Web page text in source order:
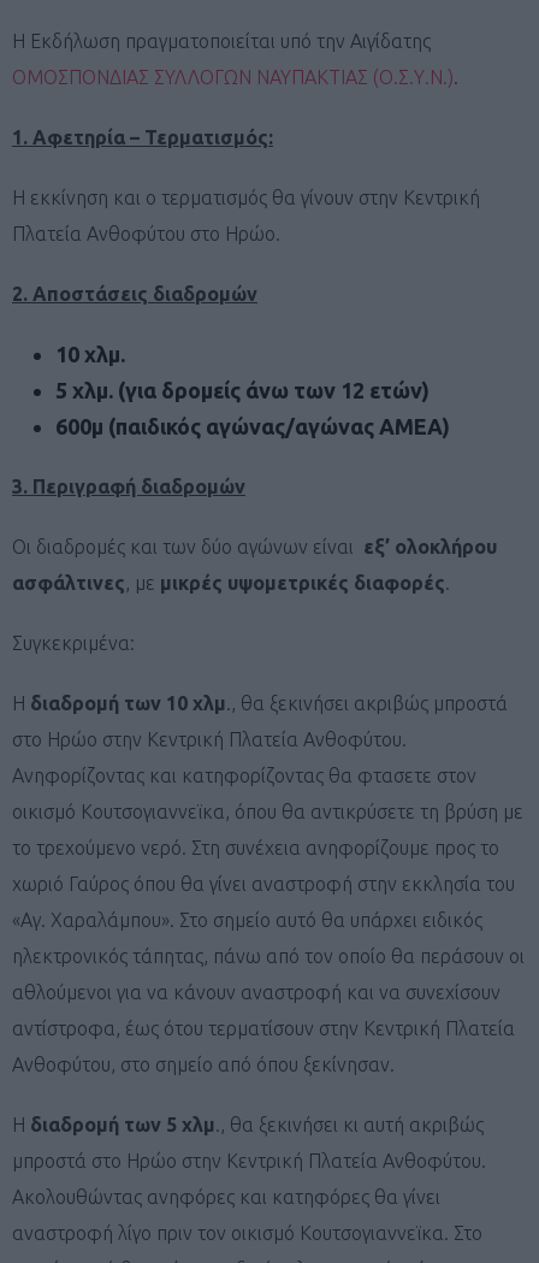
Η Εκδήλωση πραγματοποιείται υπό την Αιγίδατης
ΟΜΟΣΠΟΝΔΙΑΣ ΣΥΛΛΟΓΩΝ ΝΑΥΠΑΚΤΙΑΣ (Ο.Σ.Υ.Ν.).
1. Αφετηρία – Τερματισμός:
Η εκκίνηση και ο τερματισμός θα γίνουν στην Κεντρική
Πλατεία Ανθοφύτου στο Ηρώο.
2. Αποστάσεις διαδρομών
10 χλμ.
5 χλμ. (για δρομείς άνω των 12 ετών)
600μ (παιδικός αγώνας/αγώνας ΑΜΕΑ)
3. Περιγραφή διαδρομών
Οι διαδρομές και των δύο αγώνων είναι εξ’ ολοκλήρου
ασφάλτινες, με μικρές υψομετρικές διαφορές.
Συγκεκριμένα:
Η διαδρομή των 10 χλμ., θα ξεκινήσει ακριβώς μπροστά
στο Ηρώο στην Κεντρική Πλατεία Ανθοφύτου.
Ανηφορίζοντας και κατηφορίζοντας θα φτασετε στον
οικισμό Κουτσογιαννεϊκα, όπου θα αντικρύσετε τη βρύση με
το τρεχούμενο νερό. Στη συνέχεια ανηφορίζουμε προς το
χωριό Γαύρος όπου θα γίνει αναστροφή στην εκκλησία του
«Αγ. Χαραλάμπου». Στο σημείο αυτό θα υπάρχει ειδικός
ηλεκτρονικός τάπητας, πάνω από τον οποίο θα περάσουν οι
αθλούμενοι για να κάνουν αναστροφή και να συνεχίσουν
αντίστροφα, έως ότου τερματίσουν στην Κεντρική Πλατεία
Ανθοφύτου, στο σημείο από όπου ξεκίνησαν.
Η διαδρομή των 5 χλμ., θα ξεκινήσει κι αυτή ακριβώς
μπροστά στο Ηρώο στην Κεντρική Πλατεία Ανθοφύτου.
Ακολουθώντας ανηφόρες και κατηφόρες θα γίνει
αναστροφή λίγο πριν τον οικισμό Κουτσογιαννεϊκα. Στο